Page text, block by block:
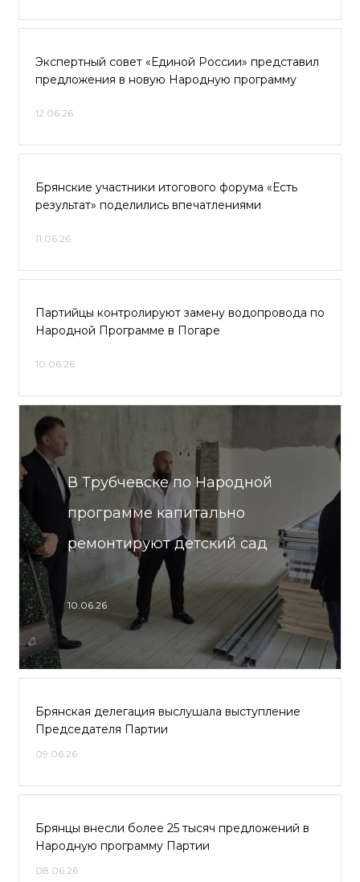
Экспертный совет «Единой России» представил
предложения в новую Народную программу
12.06.26
Брянские участники итогового форума «Есть
результат» поделились впечатлениями
11.06.26
Партийцы контролируют замену водопровода по
Народной Программе в Погаре
10.06.26
В Трубчевске по Народной
программе капитально
ремонтируют детский сад
10.06.26
Брянская делегация выслушала выступление
Председателя Партии
09.06.26
Брянцы внесли более 25 тысяч предложений в
Народную программу Партии
08.06.26